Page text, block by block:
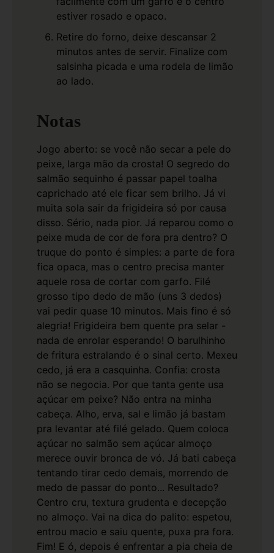
estiver rosado e opaco.
Retire do forno, deixe descansar 2
minutos antes de servir. Finalize com
salsinha picada e uma rodela de limão
ao lado.
Notas
Jogo aberto: se você não secar a pele do
peixe, larga mão da crosta! O segredo do
salmão sequinho é passar papel toalha
caprichado até ele ficar sem brilho. Já vi
muita sola sair da frigideira só por causa
disso. Sério, nada pior. Já reparou como o
peixe muda de cor de fora pra dentro? O
truque do ponto é simples: a parte de fora
fica opaca, mas o centro precisa manter
aquele rosa de cortar com garfo. Filé
grosso tipo dedo de mão (uns 3 dedos)
vai pedir quase 10 minutos. Mais fino é só
alegria! Frigideira bem quente pra selar -
nada de enrolar esperando! O barulhinho
de fritura estralando é o sinal certo. Mexeu
cedo, já era a casquinha. Confia: crosta
não se negocia. Por que tanta gente usa
açúcar em peixe? Não entra na minha
cabeça. Alho, erva, sal e limão já bastam
pra levantar até filé gelado. Quem coloca
açúcar no salmão sem açúcar almoço
merece ouvir bronca de vó. Já bati cabeça
tentando tirar cedo demais, morrendo de
medo de passar do ponto... Resultado?
Centro cru, textura grudenta e decepção
no almoço. Vai na dica do palito: espetou,
entrou macio e saiu quente, puxa pra fora.
Fim! E ó, depois é enfrentar a pia cheia de